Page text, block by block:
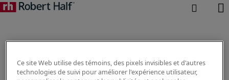
Ce site Web utilise des témoins, des pixels invisibles et d'autres
technologies de suivi pour améliorer l'expérience utilisateur,